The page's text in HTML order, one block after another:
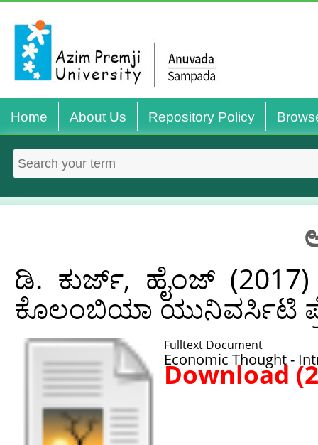
Home About Us Repository Policy
ಡಿ. ಕುರ್ಜ್, ಹೈಂಜ್
ಕೊಲಂಬಿಯಾ ಯುನಿವರ್ಸಿಟಿ
Fulltext Document
Economic Thought -
Download